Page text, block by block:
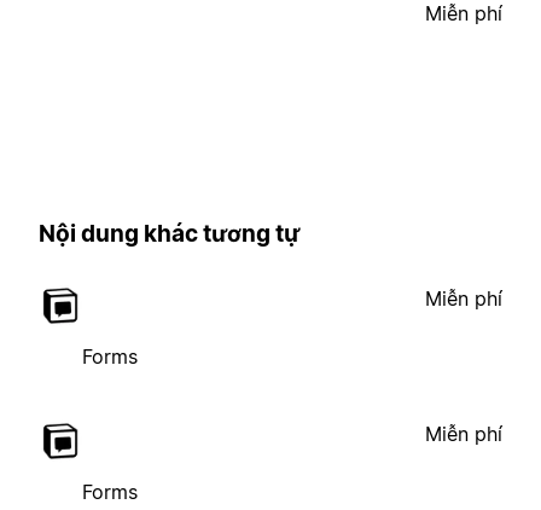
Miễn phí
Nội dung khác tương tự
Forms
Miễn phí
Forms
Miễn phí